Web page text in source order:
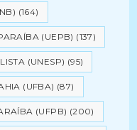
(164)
(UEPB) (137)
(UNESP) (95)
(UFBA) (87)
(UFPB) (200)